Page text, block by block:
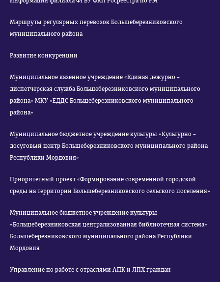
Маршруты регулярных перевозок Большеберезниковского
муниципального района
Развитие конкуренции
Муниципальное казенное учреждение «Единая дежурно –
диспетчерская служба Большеберезниковского муниципального
района» МКУ «ЕДДС Большеберезниковского муниципального
района»
Муниципальное бюджетное учреждение культуры «Культурно –
досуговый центр Большеберезниковского муниципального района
Республики Мордовия»
Приоритетный проект «Формирование современной городской
среды на территории Большеберезниковского сельского поселения»
Муниципальное бюджетное учреждение культуры
«Большеберезниковская централизованная библиотечная система»
Большеберезниковского муниципального района Республики
Мордовия
Управление по работе с отраслями АПК и ЛПХ граждан